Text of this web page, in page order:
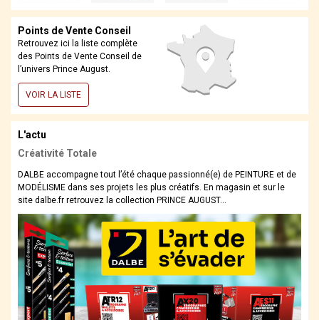
Points de Vente Conseil
Retrouvez ici la liste complète
des Points de Vente Conseil de
l’univers Prince August.
VOIR LA LISTE
L'actu
Créativité Totale
DALBE accompagne tout l’été chaque passionné(e) de PEINTURE et de
MODÉLISME dans ses projets les plus créatifs. En magasin et sur le
site dalbe.fr retrouvez la collection PRINCE AUGUST...